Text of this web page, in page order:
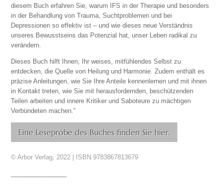
diesem Buch erfahren Sie, warum IFS in der Therapie und besonders
in der Behandlung von Trauma, Suchtproblemen und bei
Depressionen so effektiv ist – und wie dieses neue Verständnis
unseres Bewusstseins das Potenzial hat, unser Leben radikal zu
verändern.
Dieses Buch hilft Ihnen, Ihr weises, mitfühlendes Selbst zu
entdecken, die Quelle von Heilung und Harmonie. Zudem enthält es
präzise Anleitungen, wie Sie Ihre Anteile kennenlernen und mit ihnen
in Kontakt treten, wie Sie mit herausfordernden, beschützenden
Teilen arbeiten und innere Kritiker und Saboteure zu mächtigen
Verbündeten machen.”
Eine Leseprobe des Buches finden Sie hier.
© Arbor Verlag, 2022 | ISBN 9783867813679